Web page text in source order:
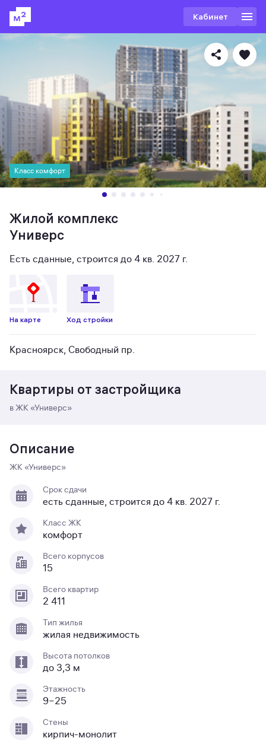
Кабинет
Класс комфорт
Жилой комплекс
Универс
Есть сданные, строится до 4 кв. 2027 г.
На карте Ход стройки
Красноярск, Свободный пр.
Квартиры от застройщика
в ЖК «Универс»
Описание
ЖК «Универс»
Срок сдачи
есть сданные, строится до 4 кв. 2027 г.
Класс ЖК
комфорт
Всего корпусов
15
Всего квартир
2 411
Тип жилья
жилая недвижимость
Высота потолков
до 3,3 м
Этажность
9−25
Стены
кирпич-монолит